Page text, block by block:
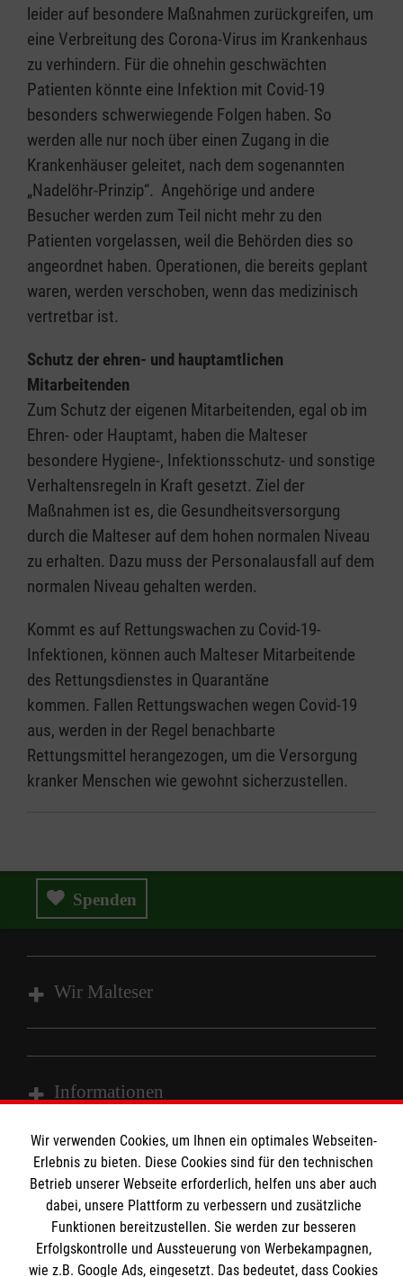
leider auf besondere Maßnahmen zurückgreifen, um
eine Verbreitung des Corona-Virus im Krankenhaus
zu verhindern. Für die ohnehin geschwächten
Patienten könnte eine Infektion mit Covid-19
besonders schwerwiegende Folgen haben. So
werden alle nur noch über einen Zugang in die
Krankenhäuser geleitet, nach dem sogenannten
„Nadelöhr-Prinzip“. Angehörige und andere
Besucher werden zum Teil nicht mehr zu den
Patienten vorgelassen, weil die Behörden dies so
angeordnet haben. Operationen, die bereits geplant
waren, werden verschoben, wenn das medizinisch
vertretbar ist.
Schutz der ehren- und hauptamtlichen
Mitarbeitenden
Zum Schutz der eigenen Mitarbeitenden, egal ob im
Ehren- oder Hauptamt, haben die Malteser
besondere Hygiene-, Infektionsschutz- und sonstige
Verhaltensregeln in Kraft gesetzt. Ziel der
Maßnahmen ist es, die Gesundheitsversorgung
durch die Malteser auf dem hohen normalen Niveau
zu erhalten. Dazu muss der Personalausfall auf dem
normalen Niveau gehalten werden.
Kommt es auf Rettungswachen zu Covid-19-
Infektionen, können auch Malteser Mitarbeitende
des Rettungsdienstes in Quarantäne
kommen. Fallen Rettungswachen wegen Covid-19
aus, werden in der Regel benachbarte
Rettungsmittel herangezogen, um die Versorgung
kranker Menschen wie gewohnt sicherzustellen.
Spenden
Wir Malteser
Wir Malteser
Spenden & Helfen
Kursangebote
Mitarbeiten & Aktiv werden
Informationen
Kontakt
Presse und Medien
Impressum
Malteser online
Malteserorden
Wir verwenden Cookies, um Ihnen ein optimales Webseiten-
Erlebnis zu bieten. Diese Cookies sind für den technischen
Betrieb unserer Webseite erforderlich, helfen uns aber auch
dabei, unsere Plattform zu verbessern und zusätzliche
Funktionen bereitzustellen. Sie werden zur besseren
Erfolgskontrolle und Aussteuerung von Werbekampagnen,
wie z.B. Google Ads, eingesetzt. Das bedeutet, dass Cookies